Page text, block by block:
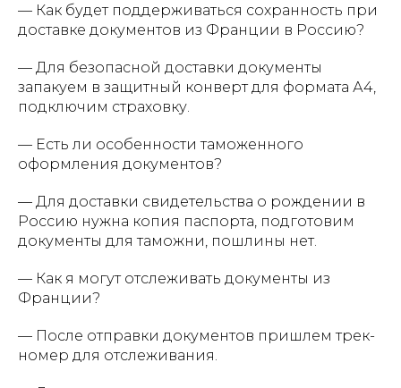
— Как будет поддерживаться сохранность при
доставке документов из Франции в Россию?
— Для безопасной доставки документы
запакуем в защитный конверт для формата А4,
подключим страховку.
— Есть ли особенности таможенного
оформления документов?
— Для доставки свидетельства о рождении в
Россию нужна копия паспорта, подготовим
документы для таможни, пошлины нет.
— Как я могут отслеживать документы из
Франции?
— После отправки документов пришлем трек-
номер для отслеживания.